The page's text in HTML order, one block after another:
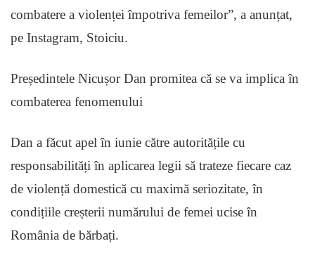
combatere a violenței împotriva femeilor”, a anunțat,
pe Instagram, Stoiciu.
Președintele Nicușor Dan promitea că se va implica în
combaterea fenomenului
Dan a făcut apel în iunie către autoritățile cu
responsabilități în aplicarea legii să trateze fiecare caz
de violență domestică cu maximă seriozitate, în
condițiile creșterii numărului de femei ucise în
România de bărbați.